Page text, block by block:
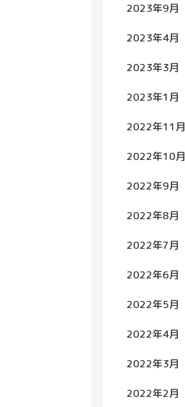
2023年9月
2023年4月
2023年3月
2023年1月
2022年11月
2022年10月
2022年9月
2022年8月
2022年7月
2022年6月
2022年5月
2022年4月
2022年3月
2022年2月